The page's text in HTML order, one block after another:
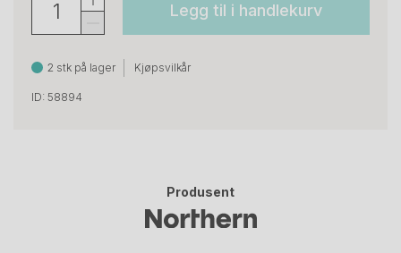
Legg til i handlekurv
2 stk på lager Kjøpsvilkår
ID: 58894
Produsent